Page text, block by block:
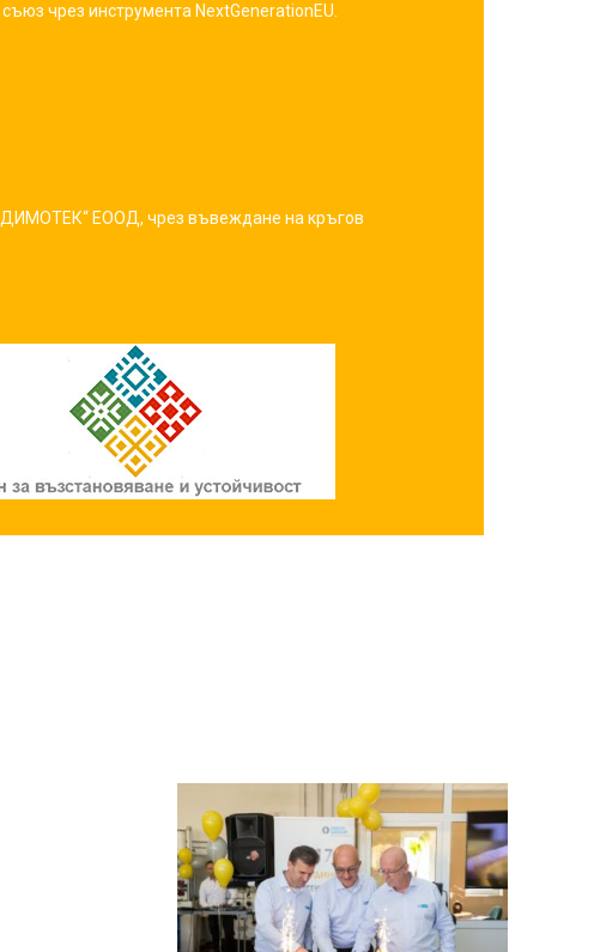
чрез инструмента NextGenerationEU.
„ДИМОТЕК“ ЕООД, чрез въвеждане на кръгов